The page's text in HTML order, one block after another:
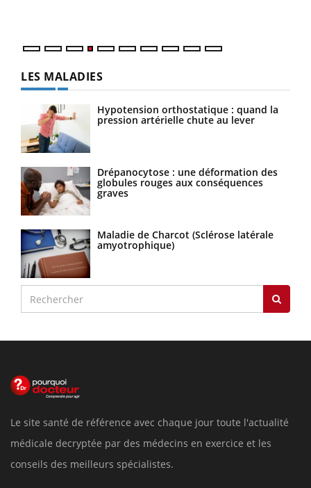
LES MALADIES
Hypotension orthostatique : quand la
pression artérielle chute au lever
Drépanocytose : une déformation des
globules rouges aux conséquences
graves
Maladie de Charcot (Sclérose latérale
amyotrophique)
Le site santé de référence avec chaque jour toute l'actualité
médicale decryptée par des médecins en exercice et les
conseils des meilleurs spécialistes.